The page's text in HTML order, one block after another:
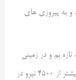
به پیروزی های
بم و در زمینی
به وسعت ۵۰۰.۰۰۰ متر مربع می باشد و اکنون بیشتر از ۴۵۰۰ نیرو در